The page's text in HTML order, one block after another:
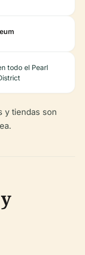
todo el Pearl
y tiendas son